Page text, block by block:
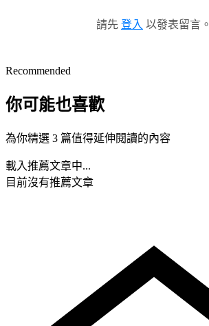
請先 登入 以發表留言。
Recommended
你可能也喜歡
為你精選 3 篇值得延伸閱讀的內容
載入推薦文章中...
目前沒有推薦文章